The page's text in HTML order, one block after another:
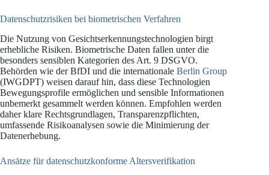
Datenschutzrisiken bei biometrischen Verfahren
Die Nutzung von Gesichtserkennungstechnologien birgt
erhebliche Risiken. Biometrische Daten fallen unter die
besonders sensiblen Kategorien des Art. 9 DSGVO.
Behörden wie der BfDI und die internationale Berlin Group
(IWGDPT) weisen darauf hin, dass diese Technologien
Bewegungsprofile ermöglichen und sensible Informationen
unbemerkt gesammelt werden können. Empfohlen werden
daher klare Rechtsgrundlagen, Transparenzpflichten,
umfassende Risikoanalysen sowie die Minimierung der
Datenerhebung.
Ansätze für datenschutzkonforme Altersverifikation